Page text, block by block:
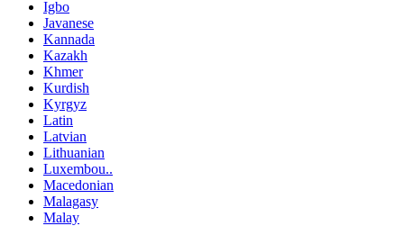
Igbo
Javanese
Kannada
Kazakh
Khmer
Kurdish
Kyrgyz
Latin
Latvian
Lithuanian
Luxembou..
Macedonian
Malagasy
Malay